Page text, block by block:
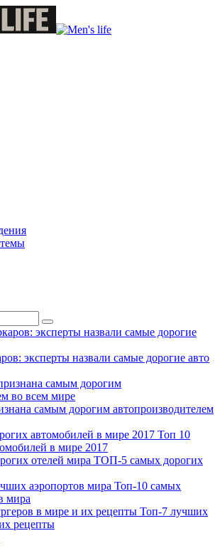
эксперты назвали самые дорогие авто
самым дорогим автопроизводителем
Топ 10
в мире 2017
ТОП-5 самых дорогих
Топ-10 самых
мира
Топ-7 лучших
рецепты